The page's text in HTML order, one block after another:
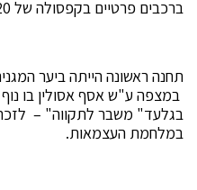
ברכבים פרטיים בקפסולה של 20 משתתפים לאיזור בית שמש.
תחנה ראשונה הייתה ביער
במצפה ע"ש אסף אסולין בו
בגלעד" משבר לתקווה" – לזכר
במלחמת העצמאות.